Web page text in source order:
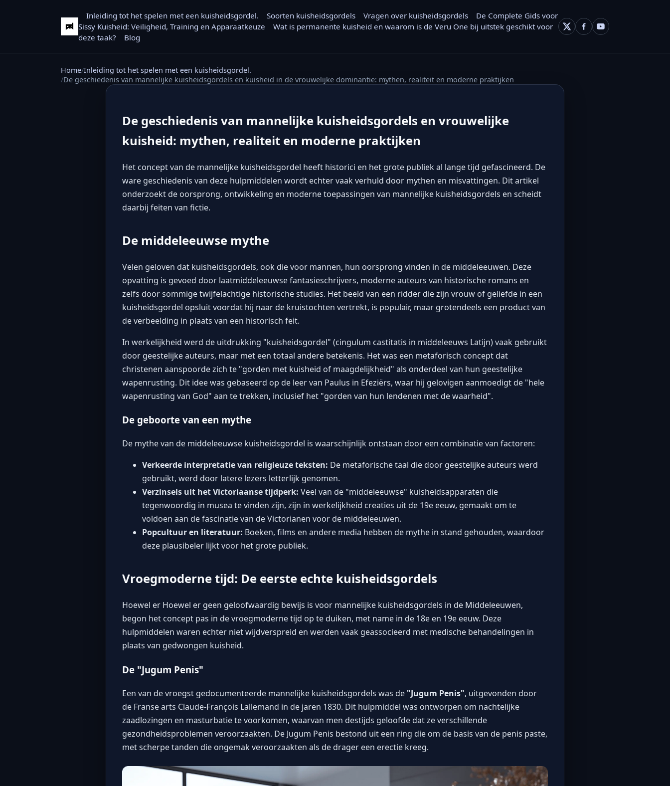
Inleiding tot het spelen met een kuisheidsgordel. Soorten kuisheidsgordels Vragen over kuisheidsgordels
De Complete Gids voor
Sissy Kuisheid: Veiligheid, Training en Apparaatkeuze
Wat is permanente kuisheid en waarom is de Veru One bij uitstek geschikt voor
deze taak?
Blog
Home Inleiding tot het spelen met een kuisheidsgordel.
De geschiedenis van mannelijke kuisheidsgordels en kuisheid in de vrouwelijke dominantie: mythen, realiteit en moderne praktijken
De geschiedenis van mannelijke kuisheidsgordels en vrouwelijke
kuisheid: mythen, realiteit en moderne praktijken
Het concept van de mannelijke kuisheidsgordel heeft historici en het grote publiek al lange tijd gefascineerd. De
ware geschiedenis van deze hulpmiddelen wordt echter vaak verhuld door mythen en misvattingen. Dit artikel
onderzoekt de oorsprong, ontwikkeling en moderne toepassingen van mannelijke kuisheidsgordels en scheidt
daarbij feiten van fictie.
De middeleeuwse mythe
Velen geloven dat kuisheidsgordels, ook die voor mannen, hun oorsprong vinden in de middeleeuwen. Deze
opvatting is gevoed door laatmiddeleeuwse fantasieschrijvers, moderne auteurs van historische romans en
zelfs door sommige twijfelachtige historische studies. Het beeld van een ridder die zijn vrouw of geliefde in een
kuisheidsgordel opsluit voordat hij naar de kruistochten vertrekt, is populair, maar grotendeels een product van
de verbeelding in plaats van een historisch feit.
In werkelijkheid werd de uitdrukking "kuisheidsgordel" (cingulum castitatis in middeleeuws Latijn) vaak gebruikt
door geestelijke auteurs, maar met een totaal andere betekenis. Het was een metaforisch concept dat
christenen aanspoorde zich te "gorden met kuisheid of maagdelijkheid" als onderdeel van hun geestelijke
wapenrusting. Dit idee was gebaseerd op de leer van Paulus in Efeziërs, waar hij gelovigen aanmoedigt de "hele
wapenrusting van God" aan te trekken, inclusief het "gorden van hun lendenen met de waarheid".
De geboorte van een mythe
De mythe van de middeleeuwse kuisheidsgordel is waarschijnlijk ontstaan door een combinatie van factoren:
Verkeerde interpretatie van religieuze teksten: De metaforische taal die door geestelijke auteurs werd
gebruikt, werd door latere lezers letterlijk genomen.
Verzinsels uit het Victoriaanse tijdperk: Veel van de "middeleeuwse" kuisheidsapparaten die
tegenwoordig in musea te vinden zijn, zijn in werkelijkheid creaties uit de 19e eeuw, gemaakt om te
voldoen aan de fascinatie van de Victorianen voor de middeleeuwen.
Popcultuur en literatuur: Boeken, films en andere media hebben de mythe in stand gehouden, waardoor
deze plausibeler lijkt voor het grote publiek.
Vroegmoderne tijd: De eerste echte kuisheidsgordels
Hoewel er Hoewel er geen geloofwaardig bewijs is voor mannelijke kuisheidsgordels in de Middeleeuwen,
begon het concept pas in de vroegmoderne tijd op te duiken, met name in de 18e en 19e eeuw. Deze
hulpmiddelen waren echter niet wijdverspreid en werden vaak geassocieerd met medische behandelingen in
plaats van gedwongen kuisheid.
De "Jugum Penis"
Een van de vroegst gedocumenteerde mannelijke kuisheidsgordels was de "Jugum Penis", uitgevonden door
de Franse arts Claude-François Lallemand in de jaren 1830. Dit hulpmiddel was ontworpen om nachtelijke
zaadlozingen en masturbatie te voorkomen, waarvan men destijds geloofde dat ze verschillende
gezondheidsproblemen veroorzaakten. De Jugum Penis bestond uit een ring die om de basis van de penis paste,
met scherpe tanden die ongemak veroorzaakten als de drager een erectie kreeg.